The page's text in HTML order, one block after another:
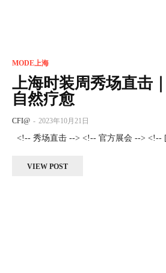
MODE上海
上海时装周秀场直击
自然疗愈
CFI@ - 2023年10月21日
VIEW POST